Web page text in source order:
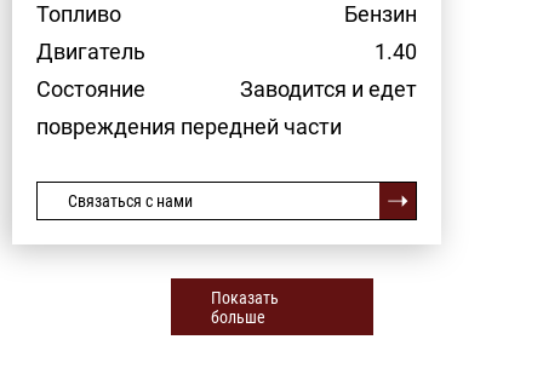
Топливо
Бензин
Двигатель
1.40
Состояние
Заводится и едет
повреждения передней части
Связаться с нами
Показать
больше